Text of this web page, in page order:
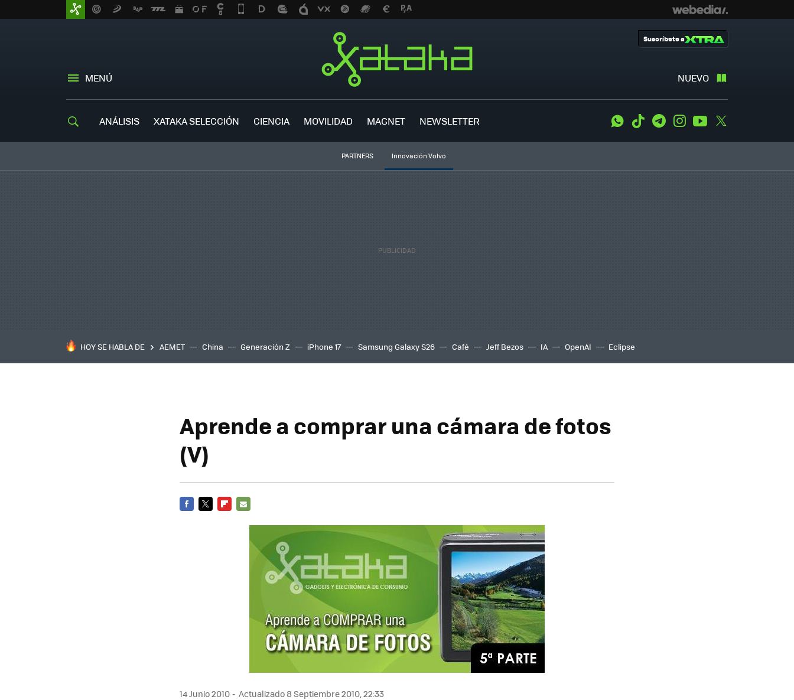
MENÚ NUEVO
Suscríbete a
ANÁLISIS XATAKA SELECCIÓN CIENCIA MOVILIDAD MAGNET NEWSLETTER WhatsApp
Tiktok TelegramInstagramYoutube
PARTNERS Innovación Volvo
HOY SE HABLA DE AEMET China Generación Z iPhone 17 Samsung Galaxy S26 Café Jeff Bezos IA OpenAI Eclipse
Aprende a comprar una cámara de fotos
(V)
14 Junio 2010 Actualizado 8 Septiembre 2010, 22:33